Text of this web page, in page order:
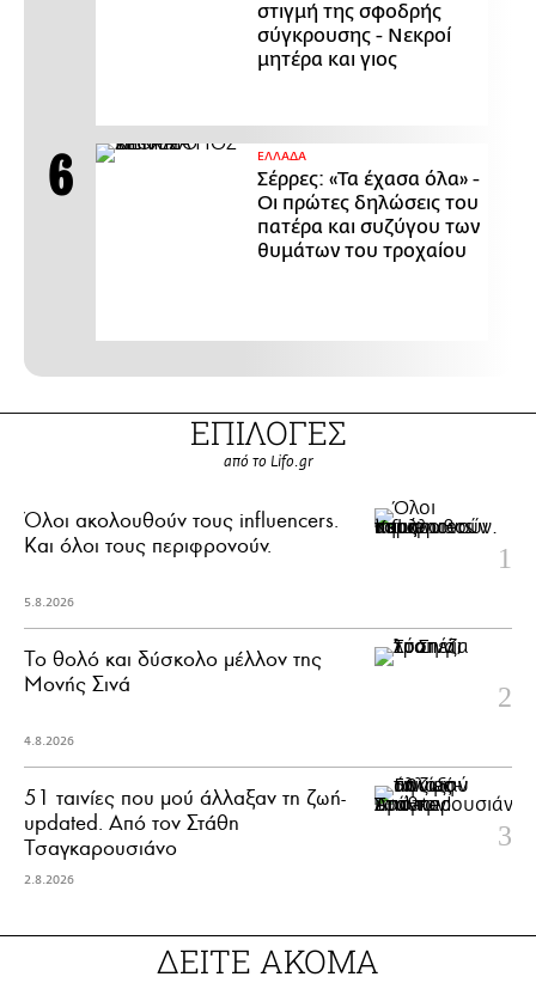
στιγμή της σφοδρής
σύγκρουσης - Νεκροί
μητέρα και γιος
ΕΛΛΑΔΑ
Σέρρες: «Τα έχασα όλα» -
Οι πρώτες δηλώσεις του
πατέρα και συζύγου των
θυμάτων του τροχαίου
ΕΠΙΛΟΓΕΣ
από το Lifo.gr
Όλοι ακολουθούν τους influencers.
Και όλοι τους περιφρονούν.
5.8.2026
Το θολό και δύσκολο μέλλον της
Μονής Σινά
4.8.2026
51 ταινίες που μού άλλαξαν τη ζωή-
updated. Aπό τον Στάθη
Τσαγκαρουσιάνο
2.8.2026
ΔΕΙΤΕ ΑΚΟΜΑ